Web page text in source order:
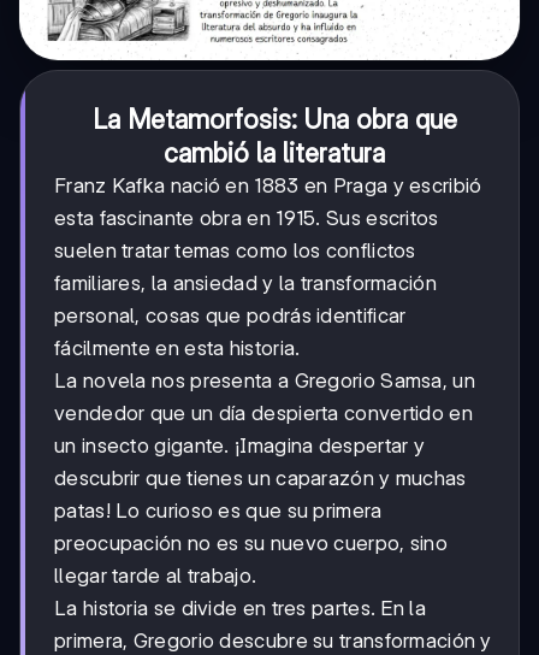
La Metamorfosis: Una obra que
cambió la literatura
Franz Kafka nació en 1883 en Praga y escribió
esta fascinante obra en 1915. Sus escritos
suelen tratar temas como los conflictos
familiares, la ansiedad y la transformación
personal, cosas que podrás identificar
fácilmente en esta historia.
La novela nos presenta a Gregorio Samsa, un
vendedor que un día despierta convertido en
un insecto gigante. ¡Imagina despertar y
descubrir que tienes un caparazón y muchas
patas! Lo curioso es que su primera
preocupación no es su nuevo cuerpo, sino
llegar tarde al trabajo.
La historia se divide en tres partes. En la
primera, Gregorio descubre su transformación y